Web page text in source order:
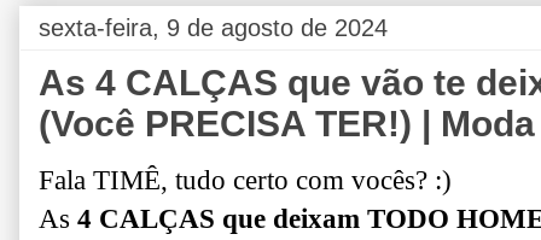
sexta-feira, 9 de agosto de 2024
As 4 CALÇAS que vão te
(Você PRECISA TER!) |
Fala TIMÊ, tudo certo com vocês? :)
As 4 CALÇAS que deixam TODO